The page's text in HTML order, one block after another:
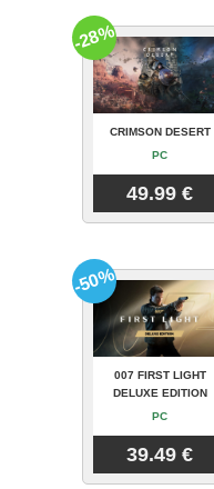
CRIMSON DESERT
PC
49.99 €
-28%
007 FIRST LIGHT
DELUXE EDITION
PC
39.49 €
-50%